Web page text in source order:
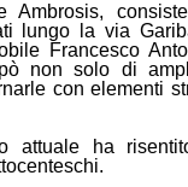
Ambrosis,
lungo la via
Francesco
non solo di
con elementi
attuale ha